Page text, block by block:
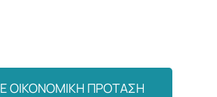
ΟΙΚΟΝΟΜΙΚΗ ΠΡΟΤΑΣΗ